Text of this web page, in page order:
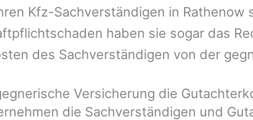
Kfz-Sachverständigen in Rathenow
haben sie sogar das
des Sachverständigen von der
Versicherung die
die Sachverständigen und